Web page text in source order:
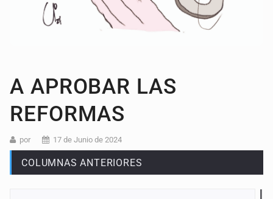
A APROBAR LAS
REFORMAS
por 17 de Junio de 2024
COLUMNAS ANTERIORES